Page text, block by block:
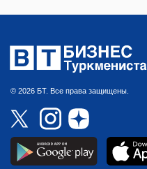
© 2026 БТ. Все права защищены.